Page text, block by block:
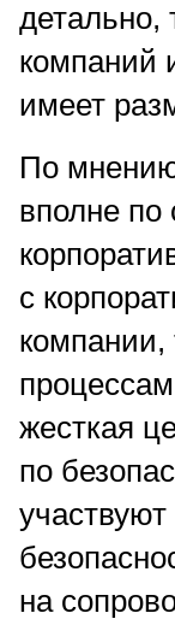
детально,
компаний
имеет
По
вполне по
с
компании,
жесткая
по
на